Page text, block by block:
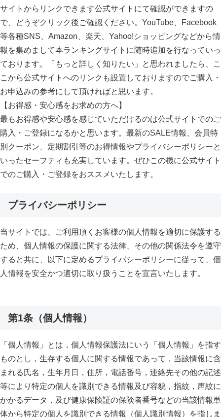
サイトからリンクできます公式サイトにて確認ができますの
で、どうぞクリック後ご確認ください。YouTube、Facebook
等各種SNS、Amazon、楽天、Yahoo!ショッピングなどから情
報を集めまして本ランキングサイトに随時追加を行なっていっ
ております。「もっと詳しく知りたい」と思われましたら、こ
こから公式サイトへのリンクも設置しておりますのでご購入・
お申込みの参考にして頂ければと思います。
【お得感・安心感をお求めの方へ】
最もお得感や安心感を感じていただけるのは公式サイトでのご
購入・ご登録になるかと思います。最新のSALE情報、会員特
別クーポン、定期割引等のお得情報やプライバシーポリシーと
いったセーフティも充実しています。ぜひこの機に公式サイト
でのご購入・ご登録をおススメいたします。
プライバシーポリシー
当サイトでは、ご利用頂くお客様の個人情報を適切に保護する
ため、個人情報の保護に関する法律、その他の関係法令を遵守
すると共に、以下に定めるプライバシーポリシーに従って、個
人情報を安全かつ適切に取り扱うことを宣言いたします。
第1条（個人情報）
「個人情報」とは，個人情報保護法にいう「個人情報」を指す
ものとし，生存する個人に関する情報であって，当該情報に含
まれる氏名，生年月日，住所，電話番号，連絡先その他の記述
等により特定の個人を識別できる情報及び容貌，指紋，声紋に
かかるデータ，及び健康保険証の保険者番号などの当該情報単
体から特定の個人を識別できる情報（個人識別情報）を指しま